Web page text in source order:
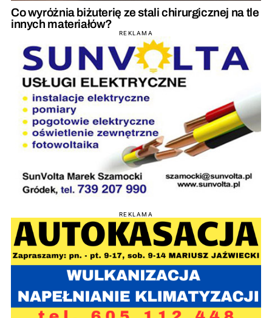
Co wyróżnia biżuterię ze stali chirurgicznej na tle
innych materiałów?
REKLAMA
REKLAMA